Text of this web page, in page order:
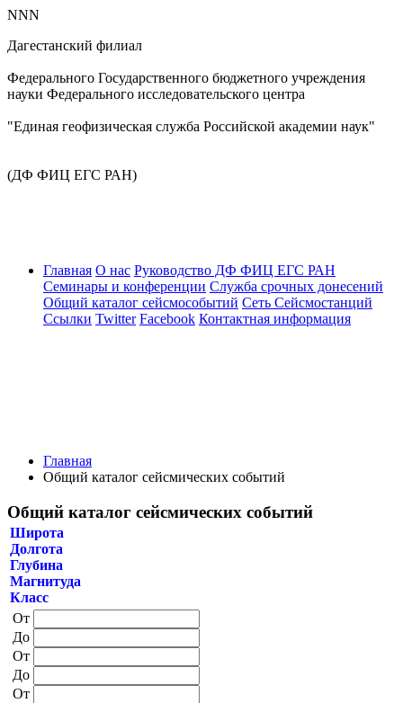
NNN
Дагестанский филиал
Федерального Государственного бюджетного учреждения
науки Федерального исследовательского центра
"Единая геофизическая служба Российской академии наук"
(ДФ ФИЦ ЕГС РАН)
Главная О нас Руководство ДФ ФИЦ ЕГС РАН
Семинары и конференции Служба срочных донесений
Общий каталог сейсмособытий Сеть Сейсмостанций
Ссылки Twitter Facebook Контактная информация
Главная
Общий каталог сейсмических событий
Общий каталог сейсмических событий
Широта
Долгота
Глубина
Магнитуда
Класс
От
До
От
До
От